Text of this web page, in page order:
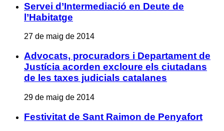
Servei d’Intermediació en Deute de
l’Habitatge
27 de maig de 2014
Advocats, procuradors i Departament de
Justícia acorden excloure els ciutadans
de les taxes judicials catalanes
29 de maig de 2014
Festivitat de Sant Raimon de Penyafort